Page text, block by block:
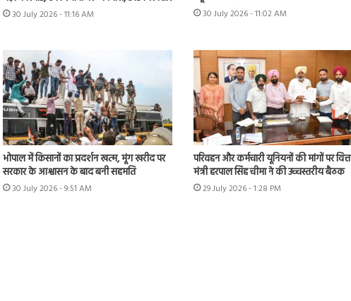
30 July 2026 - 11:16 AM 30 July 2026 - 11:02 AM
भोपाल में किसानों का प्रदर्शन खत्म, मूंग खरीद पर
सरकार के आश्वासन के बाद बनी सहमति
30 July 2026 - 9:51 AM
परिवहन और कर्मचारी यूनियनों की मांगों पर वित्त
मंत्री हरपाल सिंह चीमा ने की उच्चस्तरीय बैठक
29 July 2026 - 1:28 PM